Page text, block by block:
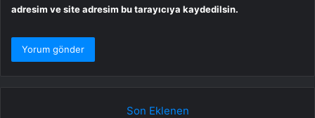
adresim ve site adresim bu tarayıcıya kaydedilsin.
Son Eklenen